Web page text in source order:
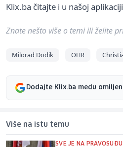
Klix.ba čitajte i u našoj
Znate nešto više o temi ili želite
Milorad Dodik OHR
Dodajte Klix.ba među
Više na istu temu
SVE JE NA PRAVOSUĐU